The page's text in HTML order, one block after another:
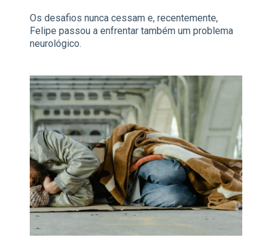
Os desafios nunca cessam e, recentemente,
Felipe passou a enfrentar também um problema
neurológico.